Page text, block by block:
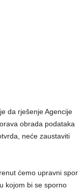
da rješenje Agencije
obrada podataka
neće zaustaviti
ćemo upravni spor
kojom bi se sporno